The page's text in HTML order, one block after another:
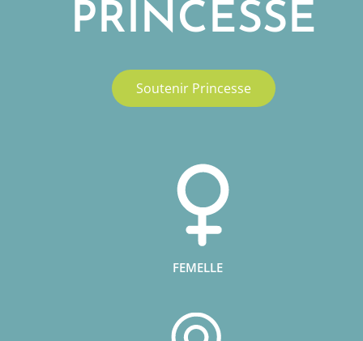
PRINCESSE
Soutenir Princesse
FEMELLE